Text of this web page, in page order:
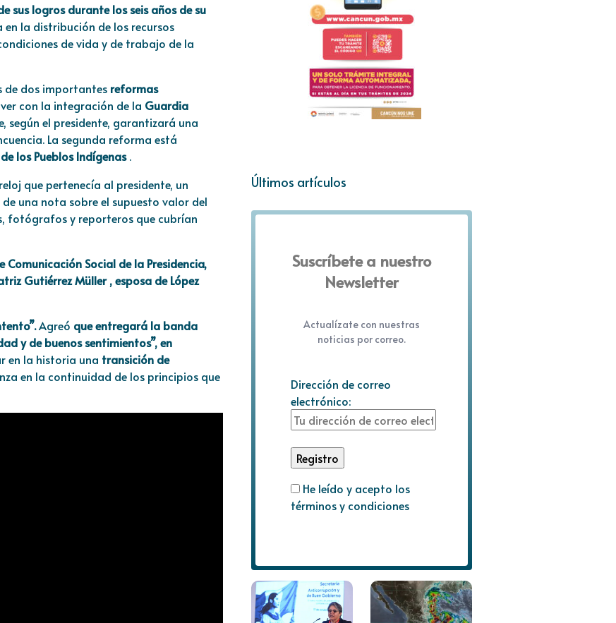
sus logros durante los seis años de su
la distribución de los recursos
de vida y de trabajo de la
de dos importantes reformas
con la integración de la Guardia
según el presidente, garantizará una
La segunda reforma está
los Pueblos Indígenas.
que pertenecía al presidente, un
una nota sobre el supuesto valor del
fotógrafos y reporteros que cubrían
Social de la Presidencia,
Gutiérrez Müller , esposa de López
Agreó que entregará la banda
y de buenos sentimientos”, en
en la historia una transición de
en la continuidad de los principios que
Últimos artículos
Suscríbete a nuestro
Newsletter
Actualízate con nuestras
noticias por correo.
Dirección de correo
electrónico:
He leído y acepto los
términos y condiciones